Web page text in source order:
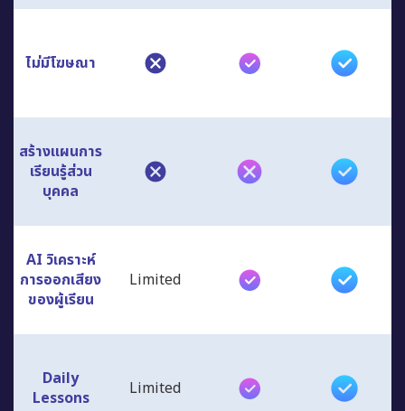
ไม่มีโฆษณา
สร้างแผนการ
เรียนรู้ส่วน
บุคคล
AI วิเคราะห์
การออกเสียง
ของผู้เรียน
Limited
Daily
Lessons
Limited